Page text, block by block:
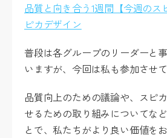
品質と向き合う1週間【今週のス
ピカデザイン
普段は各グループのリーダーと
いますが、今回は私も参加させ
品質向上のための議論や、スピ
せるための取り組みについてな
とで、私たちがより良い価値を